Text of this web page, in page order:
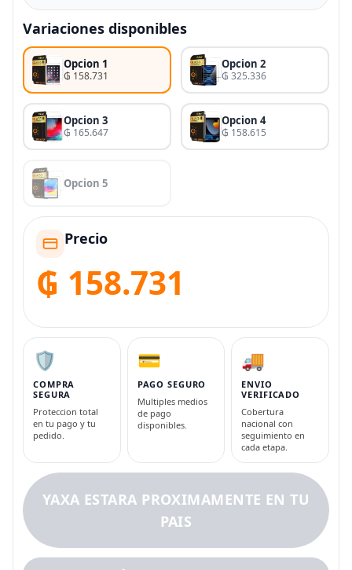
Variaciones disponibles
Opcion 1
₲ 158.731
Opcion 2
₲ 325.336
Opcion 3
₲ 165.647
Opcion 4
₲ 158.615
Opcion 5
Precio
₲ 158.731
🛡️
COMPRA
SEGURA
Proteccion total
en tu pago y tu
pedido.
💳
PAGO SEGURO
Multiples medios
de pago
disponibles.
🚚
ENVIO
VERIFICADO
Cobertura
nacional con
seguimiento en
cada etapa.
YAXA ESTARA PROXIMAMENTE EN TU
PAIS